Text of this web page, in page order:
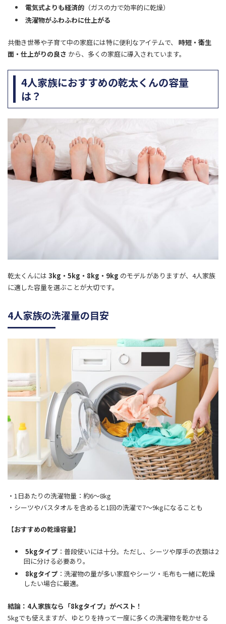
電気式よりも経済的 （ガスの力で効率的に乾燥）
洗濯物がふわふわに仕上がる
共働き世帯や子育て中の家庭には特に便利なアイテムで、 時短・衛生
面・仕上がりの良さ から、多くの家庭に導入されています。
4人家族におすすめの乾太くんの容量
は？
乾太くんには 3kg・5kg・8kg・9kg のモデルがありますが、4人家族
に適した容量を選ぶことが大切です。
4人家族の洗濯量の目安
・1日あたりの洗濯物量：約6～8kg
・シーツやバスタオルを含めると1回の洗濯で7～9kgになることも
【おすすめの乾燥容量】
5kgタイプ ：普段使いには十分。ただし、シーツや厚手の衣類は2
回に分ける必要あり。
8kgタイプ ：洗濯物の量が多い家庭やシーツ・毛布も一緒に乾燥
したい場合に最適。
結論：4人家族なら「8kgタイプ」がベスト！
5kgでも使えますが、ゆとりを持って一度に多くの洗濯物を乾かせる